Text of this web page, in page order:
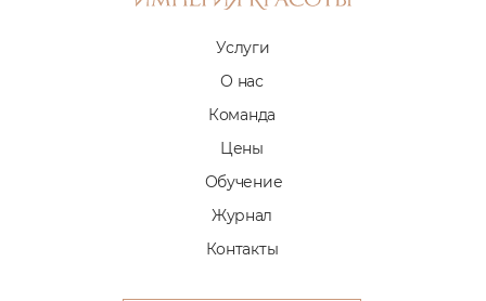
О нас
Команда
Цены
Обучение
Журнал
Контакты
Услуги